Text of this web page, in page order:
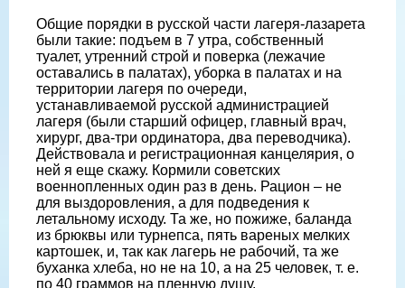
Общие порядки в русской части лагеря-лазарета
были такие: подъем в 7 утра, собственный
туалет, утренний строй и поверка (лежачие
оставались в палатах), уборка в палатах и на
территории лагеря по очереди,
устанавливаемой русской администрацией
лагеря (были старший офицер, главный врач,
хирург, два-три ординатора, два переводчика).
Действовала и регистрационная канцелярия, о
ней я еще скажу. Кормили советских
военнопленных один раз в день. Рацион – не
для выздоровления, а для подведения к
летальному исходу. Та же, но пожиже, баланда
из брюквы или турнепса, пять вареных мелких
картошек, и, так как лагерь не рабочий, та же
буханка хлеба, но не на 10, а на 25 человек, т. е.
по 40 граммов на пленную душу.